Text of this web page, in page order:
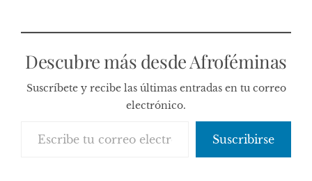
Descubre más desde Afroféminas
Suscríbete y recibe las últimas entradas en tu correo
electrónico.
Suscribirse